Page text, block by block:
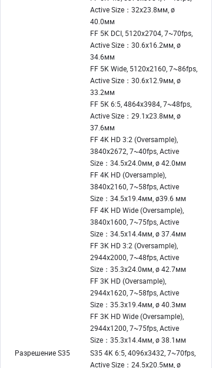
Active Size：32x23.8мм, ø
40.0мм
FF 5K DCI, 5120x2704, 7~70fps,
Active Size：30.6x16.2мм, ø
34.6мм
FF 5K Wide, 5120x2160, 7~86fps,
Active Size：30.6x12.9мм, ø
33.2мм
FF 5K 6:5, 4864x3984, 7~48fps,
Active Size：29.1x23.8мм, ø
37.6мм
FF 4K HD 3:2 (Oversample),
3840x2672, 7~40fps, Active
Size：34.5x24.0мм, ø 42.0мм
FF 4K HD (Oversample),
3840x2160, 7~58fps, Active
Size：34.5x19.4мм, ø39.6 мм
FF 4K HD Wide (Oversample),
3840x1600, 7~75fps, Active
Size：34.5x14.4мм, ø 37.4мм
FF 3K HD 3:2 (Oversample),
2944x2000, 7~48fps, Active
Size：35.3x24.0мм, ø 42.7мм
FF 3K HD (Oversample),
2944x1620, 7~58fps, Active
Size：35.3x19.4мм, ø 40.3мм
FF 3K HD Wide (Oversample),
2944x1200, 7~75fps, Active
Size：35.3x14.4мм, ø 38.1мм
Разрешение S35
S35 4K 6:5, 4096x3432, 7~70fps,
Active Size：24.5x20.5мм, ø